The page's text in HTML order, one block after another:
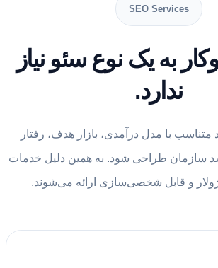
SEO Services
به یک نوع سئو نیاز
ندارد.
متناسب با مدل درآمدی، بازار هدف، رفتار
سازمان طراحی شود. به همین دلیل خدمات
و قابل شخصی‌سازی ارائه می‌شوند.